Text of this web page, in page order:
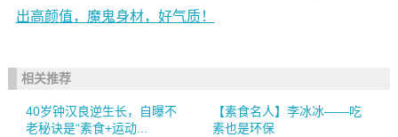
出高颜值，魔鬼身材，好气质！
相关推荐
40岁钟汉良逆生长，自曝不
老秘诀是“素食+运动...
【素食名人】李冰冰——吃
素也是环保